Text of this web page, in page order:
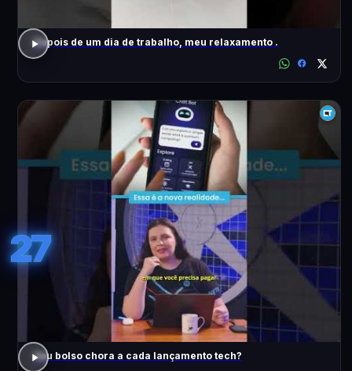
Depois de um dia de trabalho, meu relaxamento .
27
Seu bolso chora a cada lançamento tech?